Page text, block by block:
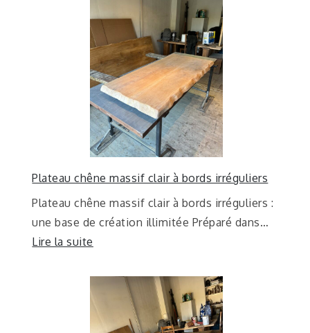
Plateau chêne massif clair à bords irréguliers
Plateau chêne massif clair à bords irréguliers :
une base de création illimitée Préparé dans…
Lire la suite